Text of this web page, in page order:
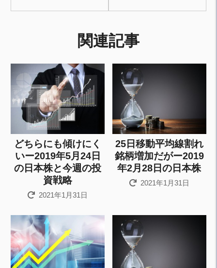
関連記事
どちらにも傾けにく
いー2019年5月24日
の日本株と今週の投
資戦略
2021年1月31日
25日移動平均線割れ
銘柄増加だがー2019
年2月28日の日本株
2021年1月31日